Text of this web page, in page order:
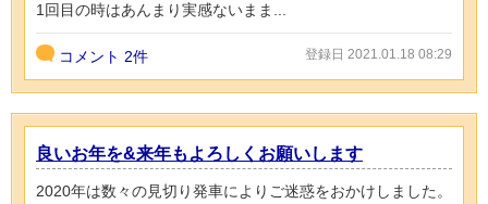
1回目の時はあんまり実感ないまま...
コメント 2件 登録日 2021.01.18 08:29
良いお年を&来年もよろしくお願いします
2020年は数々の見切り発車によりご迷惑をおかけしました。